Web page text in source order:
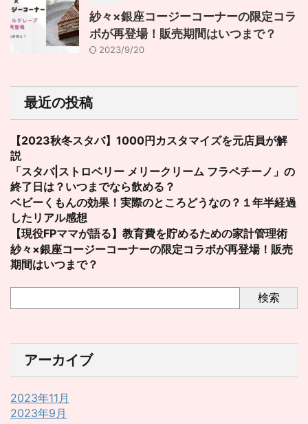
紗々×銀座コージーコーナーの限定コラ
ボが再登場！販売期間はいつまで？
2023/9/20
最近の投稿
【2023秋冬スタバ】1000円カスタマイズを元店員が解
説
「スタバ|ストロベリー メリークリーム フラペチーノ」の
終了日は？いつまでなら飲める？
ベビーくもんの効果！実際のところどうなの？１年半経過
したリアル感想
【現役FPママが語る】教育費を貯めるための家計管理術
紗々×銀座コージーコーナーの限定コラボが再登場！販売
期間はいつまで？
検索
アーカイブ
2023年11月
2023年9月